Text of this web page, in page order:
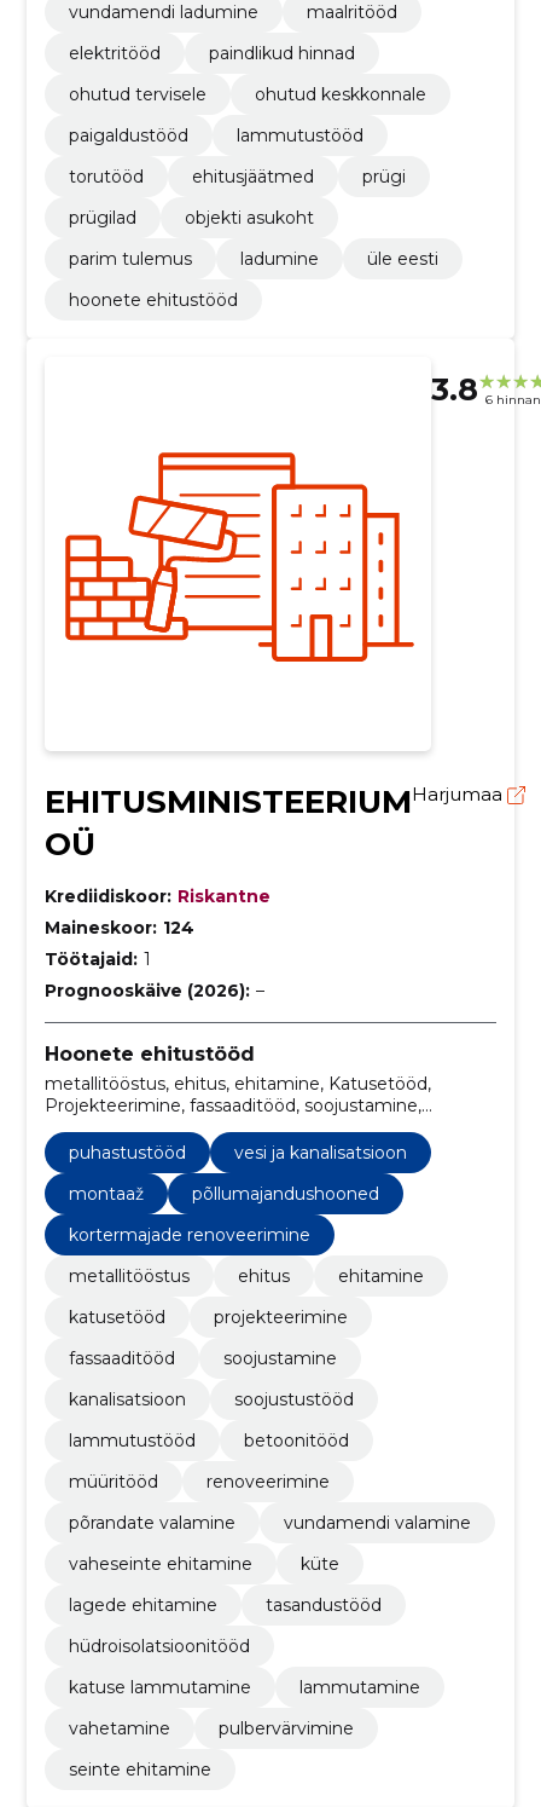
vundamendi ladumine
maalritööd
elektritööd
paindlikud hinnad
ohutud tervisele
ohutud keskkonnale
paigaldustööd
lammutustööd
torutööd
ehitusjäätmed
prügi
prügilad
objekti asukoht
parim tulemus
ladumine
üle eesti
hoonete ehitustööd
3.8 6
EHITUSMINISTEERIUM
OÜ
Harjumaa
Krediidiskoor: Riskantne
Maineskoor: 124
Töötajaid: 1
Prognooskäive (2026): –
Hoonete ehitustööd
metallitööstus, ehitus, ehitamine, Katusetööd,
Projekteerimine, fassaaditööd, soojustamine,
Kanalisatsioon, Soojustustööd, lammutustööd
puhastustööd
vesi ja kanalisatsioon
montaaž
põllumajandushooned
kortermajade renoveerimine
metallitööstus
ehitus
ehitamine
katusetööd
projekteerimine
fassaaditööd
soojustamine
kanalisatsioon
soojustustööd
lammutustööd
betoonitööd
müüritööd
renoveerimine
põrandate valamine
vundamendi valamine
vaheseinte ehitamine
küte
lagede ehitamine
tasandustööd
hüdroisolatsioonitööd
katuse lammutamine
lammutamine
vahetamine
pulbervärvimine
seinte ehitamine